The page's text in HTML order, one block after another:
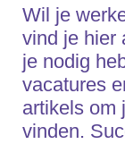
Wil je
vind je hier
je nodig
vacatures
artikels om
vinden.